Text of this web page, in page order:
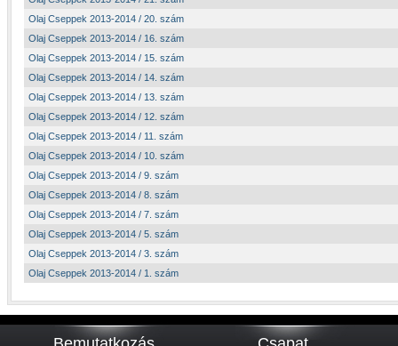
Olaj Cseppek 2013-2014 / 20. szám
Olaj Cseppek 2013-2014 / 16. szám
Olaj Cseppek 2013-2014 / 15. szám
Olaj Cseppek 2013-2014 / 14. szám
Olaj Cseppek 2013-2014 / 13. szám
Olaj Cseppek 2013-2014 / 12. szám
Olaj Cseppek 2013-2014 / 11. szám
Olaj Cseppek 2013-2014 / 10. szám
Olaj Cseppek 2013-2014 / 9. szám
Olaj Cseppek 2013-2014 / 8. szám
Olaj Cseppek 2013-2014 / 7. szám
Olaj Cseppek 2013-2014 / 5. szám
Olaj Cseppek 2013-2014 / 3. szám
Olaj Cseppek 2013-2014 / 1. szám